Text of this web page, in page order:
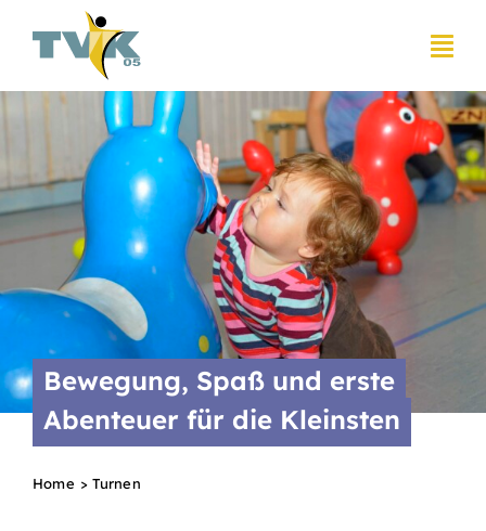
Inhalt
Bewegung, Spaß und erste
Abenteuer für die Kleinsten
Home Turnen